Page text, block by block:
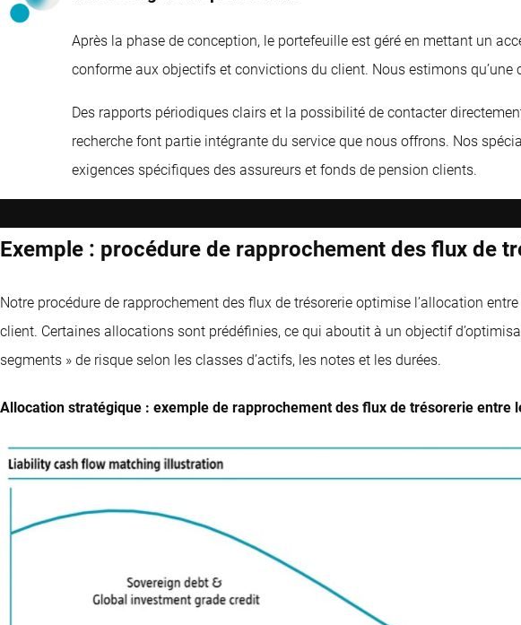
Après la phase de conception, le portefeuille est géré en mettant un
conforme aux objectifs et convictions du client. Nous estimons
Des rapports périodiques clairs et la possibilité de contacter
recherche font partie intégrante du service que nous offrons. Nos
exigences spécifiques des assureurs et fonds de pension clients.
Exemple : procédure de rapprochement des flux de
Notre procédure de rapprochement des flux de trésorerie optimise l’allocation
client. Certaines allocations sont prédéfinies, ce qui aboutit à un objectif
segments » de risque selon les classes d’actifs, les notes et les durées.
Allocation stratégique : exemple de rapprochement des flux de trésorerie entre